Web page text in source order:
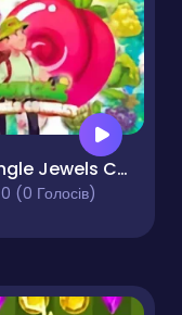
Jungle Jewels Connect
0 (0 Голосів)